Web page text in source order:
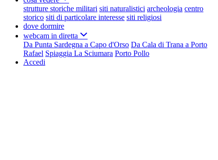
strutture storiche militari siti naturalistici archeologia centro
storico siti di particolare interesse siti religiosi
dove dormire
webcam in diretta
Da Punta Sardegna a Capo d'Orso Da Cala di Trana a Porto
Rafael Spiaggia La Sciumara Porto Pollo
Accedi